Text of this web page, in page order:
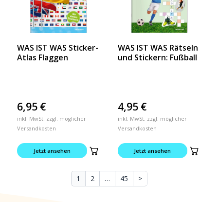
WAS IST WAS Sticker-
Atlas Flaggen
6,95 €
inkl. MwSt. zzgl. möglicher
Versandkosten
Jetzt ansehen
WAS IST WAS Rätseln
und Stickern: Fußball
4,95 €
inkl. MwSt. zzgl. möglicher
Versandkosten
Jetzt ansehen
1 2 … 45 >